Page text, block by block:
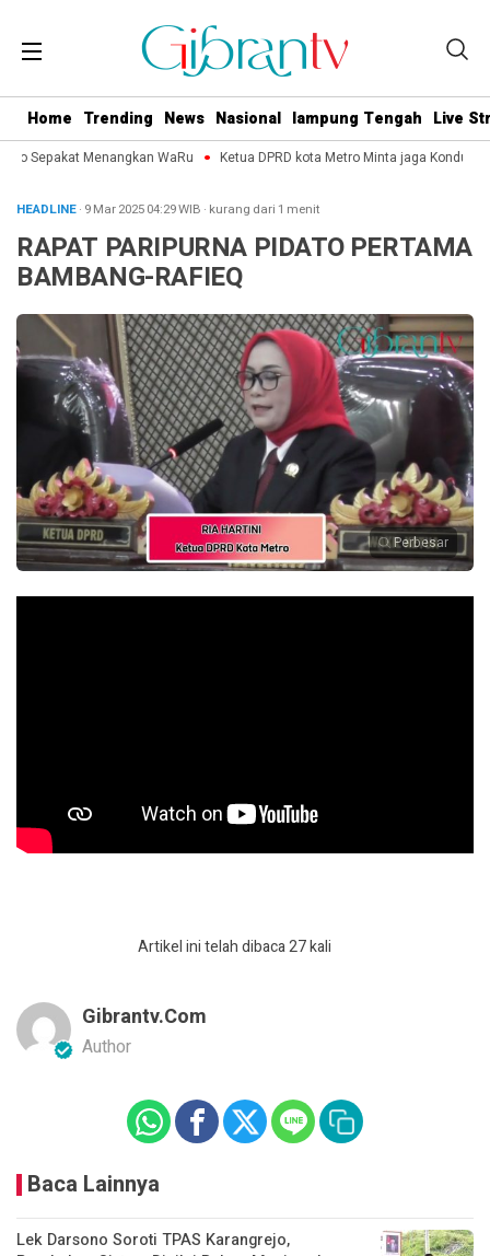
Home Trending News Nasional lampung Tengah Live
Sepakat Menangkan WaRu Ketua DPRD kota Metro Minta jaga
HEADLINE· 9 Mar 202504:29WIB · kurang dari 1 menit
RAPAT PARIPURNA PIDATO PERTAMA
BAMBANG-RAFIEQ
Perbesar
Artikel ini telah dibaca 27 kali
Gibrantv.com
Author
Baca Lainnya
Lek Darsono Soroti TPAS Karangrejo,